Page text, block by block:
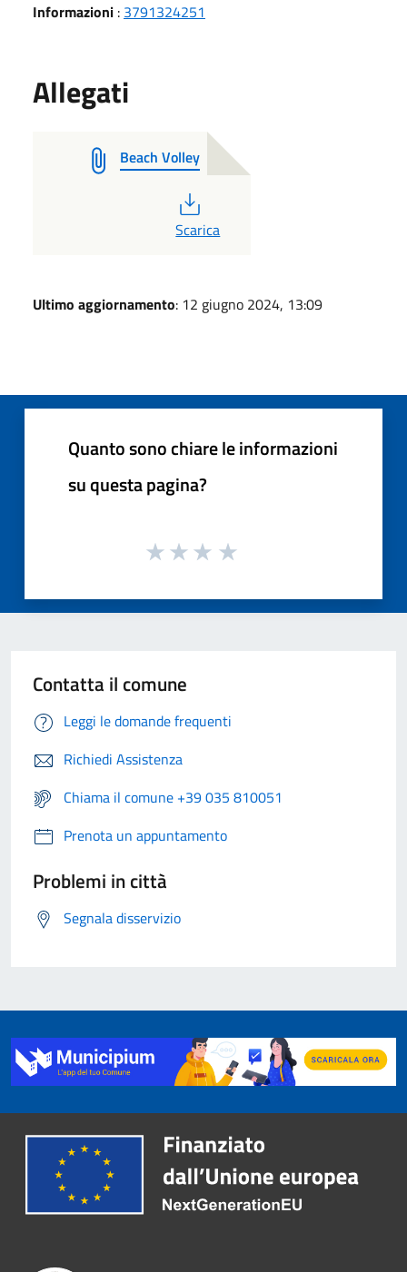
Informazioni : 3791324251
Allegati
Beach Volley
PDF
Scarica
Ultimo aggiornamento: 12 giugno 2024, 13:09
Quanto sono chiare le informazioni
su questa pagina?
Contatta il comune
Leggi le domande frequenti
Richiedi Assistenza
Chiama il comune +39 035 810051
Prenota un appuntamento
Problemi in città
Segnala disservizio